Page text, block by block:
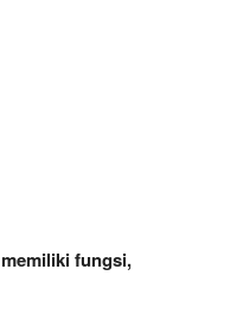
memiliki fungsi,